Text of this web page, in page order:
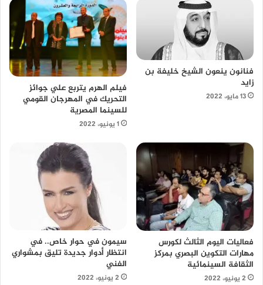
فنانون ينعون الشيخ خليفة بن
زايد
13 مايو، 2022
فيلم الهرم يتربع علي جوائز
التحريك في المهرجان القومي
للسينما المصرية
1 يونيو، 2022
فعاليات اليوم الثالث لكورس
مهارات التكوين البصري بمركز
الثقافة السينمائية
2 يونيو، 2022
سيمون في حوار خاص.. في
انتظار أدوار جديدة تليق بمشواري
الفني
2 يونيو، 2022